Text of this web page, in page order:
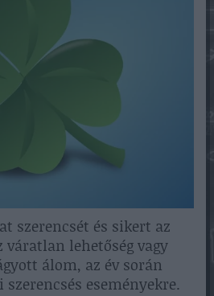
szerencsét és sikert az
váratlan lehetőség vagy
álom, az év során
eseményekre.